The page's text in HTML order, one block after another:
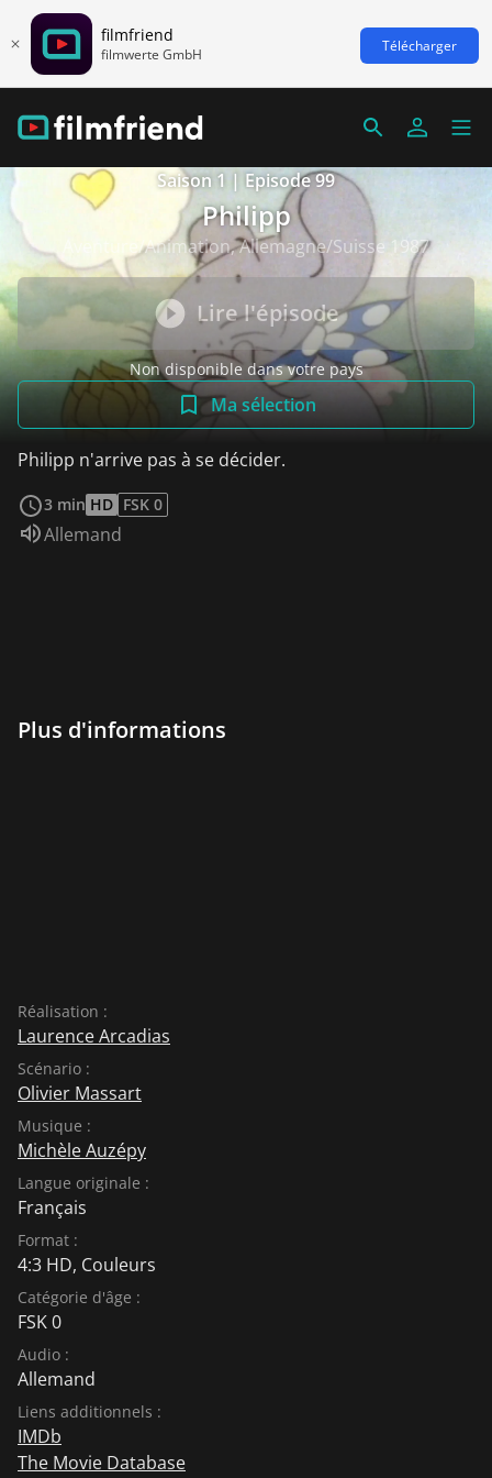
filmfriend
filmwerte GmbH Télécharger
Saison 1 | Episode 99
Philipp
Aventure/Animation, Allemagne/Suisse 1987
Lire l'épisode
Non disponible dans votre pays
Ma sélection
Philipp n'arrive pas à se décider.
3 min HD FSK 0
Audio :
Allemand
Plus d'informations
Réalisation :
Laurence Arcadias
Scénario :
Olivier Massart
Musique :
Michèle Auzépy
Langue originale :
Français
Format :
4:3 HD, Couleurs
Catégorie d'âge :
FSK 0
Audio :
Allemand
Liens additionnels :
IMDb
The Movie Database